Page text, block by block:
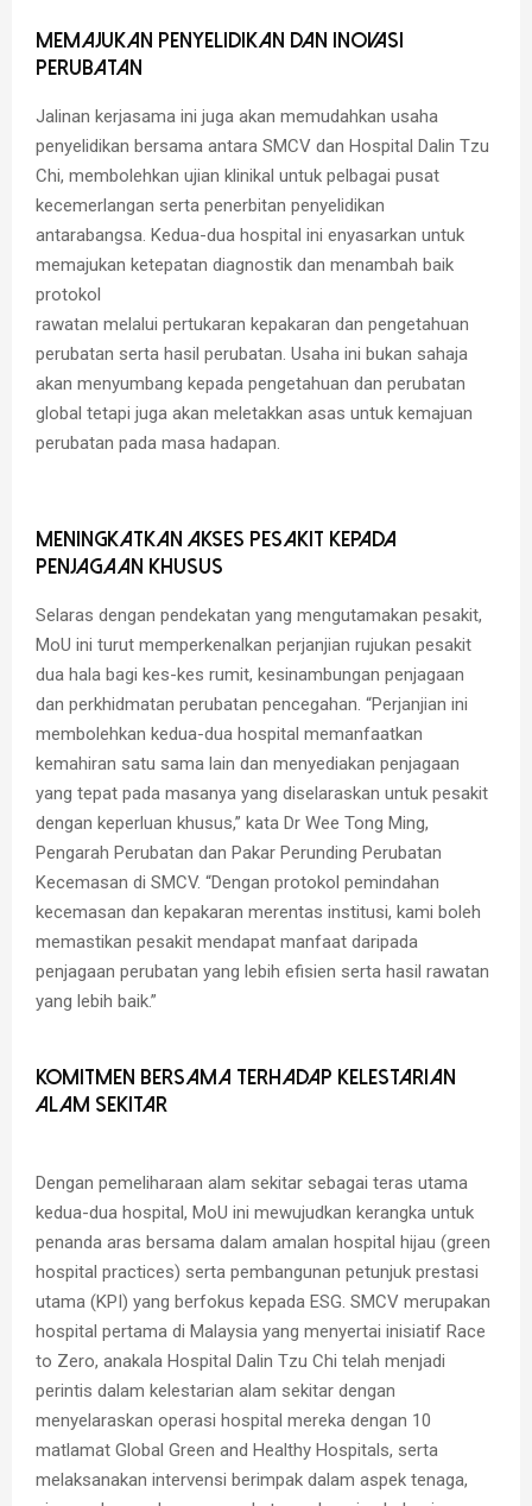
Memajukan Penyelidikan dan Inovasi
Perubatan
Jalinan kerjasama ini juga akan memudahkan usaha
penyelidikan bersama antara SMCV dan Hospital Dalin Tzu
Chi, membolehkan ujian klinikal untuk pelbagai pusat
kecemerlangan serta penerbitan penyelidikan
antarabangsa. Kedua-dua hospital ini enyasarkan untuk
memajukan ketepatan diagnostik dan menambah baik
protokol
rawatan melalui pertukaran kepakaran dan pengetahuan
perubatan serta hasil perubatan. Usaha ini bukan sahaja
akan menyumbang kepada pengetahuan dan perubatan
global tetapi juga akan meletakkan asas untuk kemajuan
perubatan pada masa hadapan.
Meningkatkan Akses Pesakit kepada
Penjagaan Khusus
Selaras dengan pendekatan yang mengutamakan pesakit,
MoU ini turut memperkenalkan perjanjian rujukan pesakit
dua hala bagi kes-kes rumit, kesinambungan penjagaan
dan perkhidmatan perubatan pencegahan. “Perjanjian ini
membolehkan kedua-dua hospital memanfaatkan
kemahiran satu sama lain dan menyediakan penjagaan
yang tepat pada masanya yang diselaraskan untuk pesakit
dengan keperluan khusus,” kata Dr Wee Tong Ming,
Pengarah Perubatan dan Pakar Perunding Perubatan
Kecemasan di SMCV. “Dengan protokol pemindahan
kecemasan dan kepakaran merentas institusi, kami boleh
memastikan pesakit mendapat manfaat daripada
penjagaan perubatan yang lebih efisien serta hasil rawatan
yang lebih baik.”
Komitmen Bersama Terhadap Kelestarian
Alam Sekitar
Dengan pemeliharaan alam sekitar sebagai teras utama
kedua-dua hospital, MoU ini mewujudkan kerangka untuk
penanda aras bersama dalam amalan hospital hijau (green
hospital practices) serta pembangunan petunjuk prestasi
utama (KPI) yang berfokus kepada ESG. SMCV merupakan
hospital pertama di Malaysia yang menyertai inisiatif Race
to Zero, anakala Hospital Dalin Tzu Chi telah menjadi
perintis dalam kelestarian alam sekitar dengan
menyelaraskan operasi hospital mereka dengan 10
matlamat Global Green and Healthy Hospitals, serta
melaksanakan intervensi berimpak dalam aspek tenaga,